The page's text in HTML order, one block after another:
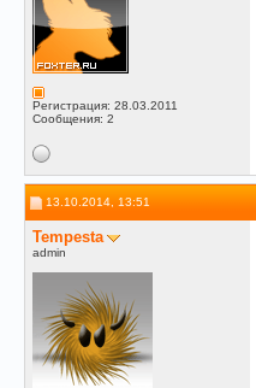
Регистрация: 28.03.2011
Сообщения: 2
13.10.2014, 13:51
Tempesta
admin